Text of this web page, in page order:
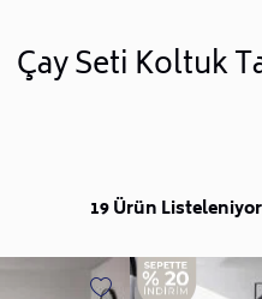
Çay Seti Koltuk
19 Ürün Listeleniyor